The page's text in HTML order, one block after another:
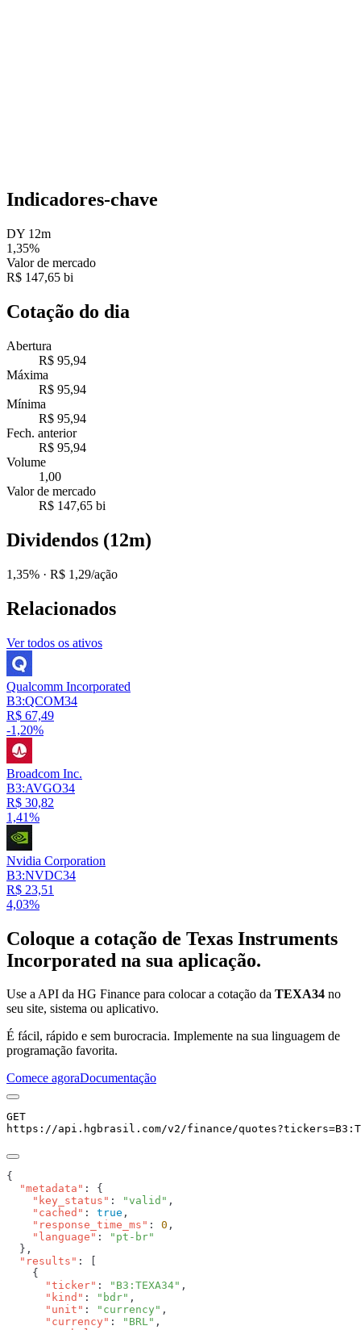
Indicadores-chave
DY 12m
1,35%
Valor de mercado
R$ 147,65 bi
Cotação do dia
Abertura
R$ 95,94
Máxima
R$ 95,94
Mínima
R$ 95,94
Fech. anterior
R$ 95,94
Volume
1,00
Valor de mercado
R$ 147,65 bi
Dividendos (12m)
1,35% · R$ 1,29/ação
Relacionados
Ver todos os ativos
Qualcomm Incorporated
B3:QCOM34
R$ 67,49
-1,20%
Broadcom Inc.
B3:AVGO34
R$ 30,82
1,41%
Nvidia Corporation
B3:NVDC34
R$ 23,51
4,03%
Coloque a cotação de Texas Instruments
Incorporated na sua aplicação.
Use a API da HG Finance para colocar a cotação da TEXA34 no
seu site, sistema ou aplicativo.
É fácil, rápido e sem burocracia. Implemente na sua linguagem de
programação favorita.
Comece agoraDocumentação
GET
https://api.hgbrasil.com/v2/finance/quotes?tickers=
  "metadata"
    "key_status"
: "valid"
    "cached"
: true
    "response_time_ms"
: 0
    "language"
:
  "results"
      "ticker"
: "B3:TEXA34"
      "kind"
: "bdr"
      "unit"
: "currency"
      "currency"
: "BRL"